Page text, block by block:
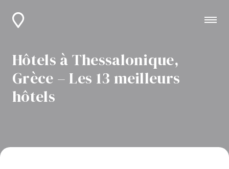
Hôtels à Thessalonique,
Grèce – Les 13 meilleurs
hôtels